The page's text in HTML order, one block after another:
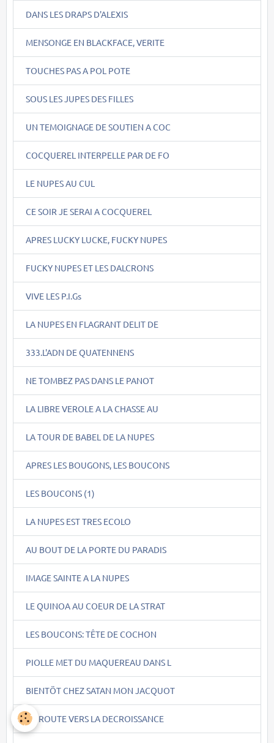
DANS LES DRAPS D'ALEXIS
MENSONGE EN BLACKFACE, VERITE
TOUCHES PAS A POL POTE
SOUS LES JUPES DES FILLES
UN TEMOIGNAGE DE SOUTIEN A COC
COCQUEREL INTERPELLE PAR DE FO
LE NUPES AU CUL
CE SOIR JE SERAI A COCQUEREL
APRES LUCKY LUCKE, FUCKY NUPES
FUCKY NUPES ET LES DALCRONS
VIVE LES P.I.Gs
LA NUPES EN FLAGRANT DELIT DE
333.L'ADN DE QUATENNENS
NE TOMBEZ PAS DANS LE PANOT
LA LIBRE VEROLE A LA CHASSE AU
LA TOUR DE BABEL DE LA NUPES
APRES LES BOUGONS, LES BOUCONS
LES BOUCONS (1)
LA NUPES EST TRES ECOLO
AU BOUT DE LA PORTE DU PARADIS
IMAGE SAINTE A LA NUPES
LE QUINOA AU COEUR DE LA STRAT
LES BOUCONS: TÊTE DE COCHON
PIOLLE MET DU MAQUEREAU DANS L
BIENTÖT CHEZ SATAN MON JACQUOT
EN ROUTE VERS LA DECROISSANCE